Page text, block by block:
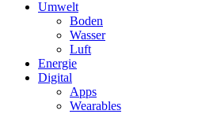
Umwelt
Boden
Wasser
Luft
Energie
Digital
Apps
Wearables